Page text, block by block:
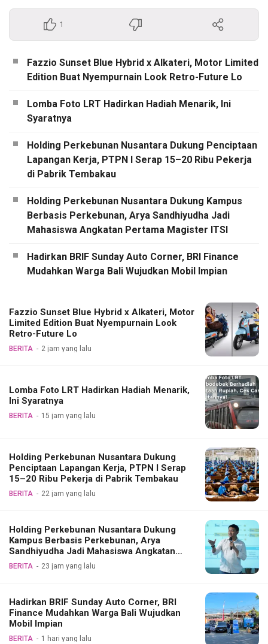
1
Fazzio Sunset Blue Hybrid x Alkateri, Motor Limited
Edition Buat Nyempurnain Look Retro-Future Lo
Lomba Foto LRT Hadirkan Hadiah Menarik, Ini
Syaratnya
Holding Perkebunan Nusantara Dukung Penciptaan
Lapangan Kerja, PTPN I Serap 15–20 Ribu Pekerja
di Pabrik Tembakau
Holding Perkebunan Nusantara Dukung Kampus
Berbasis Perkebunan, Arya Sandhiyudha Jadi
Mahasiswa Angkatan Pertama Magister ITSI
Hadirkan BRIF Sunday Auto Corner, BRI Finance
Mudahkan Warga Bali Wujudkan Mobil Impian
Fazzio Sunset Blue Hybrid x Alkateri, Motor
Limited Edition Buat Nyempurnain Look
Retro-Future Lo
BERITA 2 jam yang lalu
Lomba Foto LRT Hadirkan Hadiah Menarik,
Ini Syaratnya
BERITA 15 jam yang lalu
Holding Perkebunan Nusantara Dukung
Penciptaan Lapangan Kerja, PTPN I Serap
15–20 Ribu Pekerja di Pabrik Tembakau
BERITA 22 jam yang lalu
Holding Perkebunan Nusantara Dukung
Kampus Berbasis Perkebunan, Arya
Sandhiyudha Jadi Mahasiswa Angkatan
Pertama Magister ITSI
BERITA 23 jam yang lalu
Hadirkan BRIF Sunday Auto Corner, BRI
Finance Mudahkan Warga Bali Wujudkan
Mobil Impian
BERITA 1 hari yang lalu